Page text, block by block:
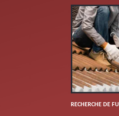
RECHERCHE DE